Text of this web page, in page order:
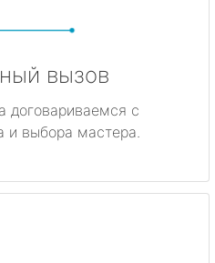
вызов
договариваемся с
и выбора мастера.